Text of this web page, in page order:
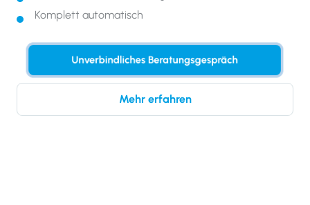
Komplett automatisch
Unverbindliches Beratungsgespräch
Mehr erfahren